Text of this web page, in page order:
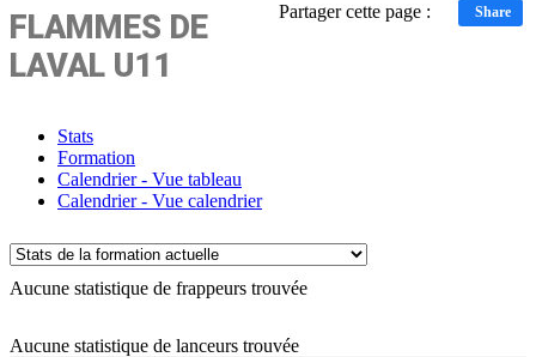
Partager cette page : Share
FLAMMES DE
LAVAL U11
Stats
Formation
Calendrier - Vue tableau
Calendrier - Vue calendrier
Aucune statistique de frappeurs trouvée
Aucune statistique de lanceurs trouvée